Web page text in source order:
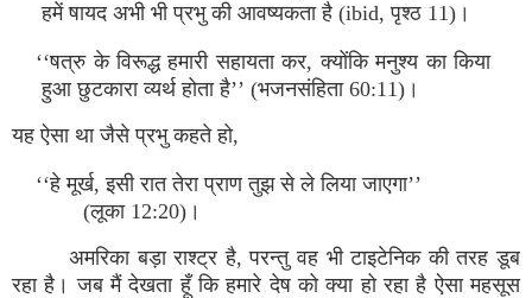
हमें षायद अभी भी प्रभु की आवष्यकता है (ibid, पृश्ठ 11)।
‘‘षत्रु के विरूद्ध हमारी सहायता कर, क्योंकि मनुश्य का किया
हुआ छुटकारा व्यर्थ होता है’’ (भजनसंहिता 60:11)।
यह ऐसा था जैसे प्रभु कहते हो,
‘‘हे मूर्ख, इसी रात तेरा प्राण तुझ से ले लिया जाएगा’’
(लूका 12:20)।
अमरिका बड़ा राश्ट्र है, परन्तु वह भी टाइटेनिक की तरह डूब
रहा है। जब मैं देखता हूँ कि हमारे देष को क्या हो रहा है ऐसा महसूस